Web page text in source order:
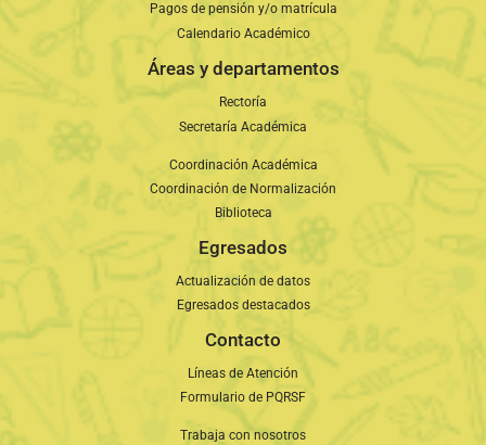
Pagos de pensión y/o matrícula
Calendario Académico
Áreas y departamentos
Rectoría
Secretaría Académica
Coordinación Académica
Coordinación de Normalización
Biblioteca
Egresados
Actualización de datos
Egresados destacados
Contacto
Líneas de Atención
Formulario de PQRSF
Trabaja con nosotros